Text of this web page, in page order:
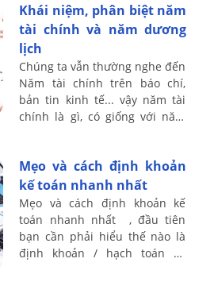
Khái niệm, phân biệt năm
tài chính và năm dương
lịch
Chúng ta vẫn thường nghe đến
Năm tài chính trên báo chí,
bản tin kinh tế... vậy năm tài
chính là gì, có giống với năm
...
Mẹo và cách định khoản
kế toán nhanh nhất
Mẹo và cách định khoản kế
toán nhanh nhất , đầu tiên
bạn cần phải hiểu thế nào là
định khoản / hạch toán kế